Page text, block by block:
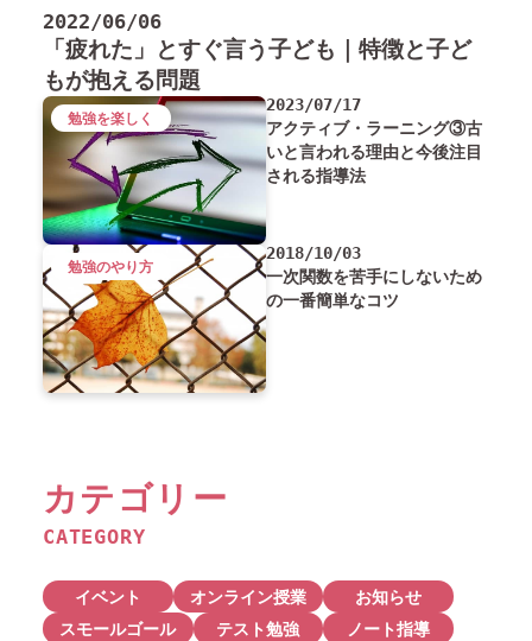
2022/06/06
「疲れた」とすぐ言う子ども｜特徴と子ど
もが抱える問題
2023/07/17
アクティブ・ラーニング③古
いと言われる理由と今後注目
される指導法
勉強を楽しく
2018/10/03
一次関数を苦手にしないため
の一番簡単なコツ
勉強のやり方
カテゴリー
CATEGORY
イベント オンライン授業
お知らせ
スモールゴール
テスト勉強
ノート指導